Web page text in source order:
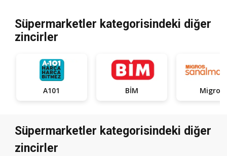
Süpermarketler kategorisindeki diğer
zincirler
A101 BİM Migros
Süpermarketler kategorisindeki diğer
zincirler